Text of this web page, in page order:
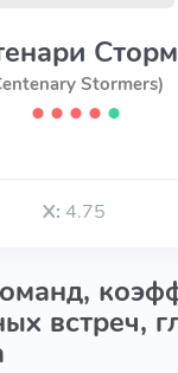
Stormers)
⬤ ⬤ ⬤ ⬤ ⬤
Х: 4.75
встреч,